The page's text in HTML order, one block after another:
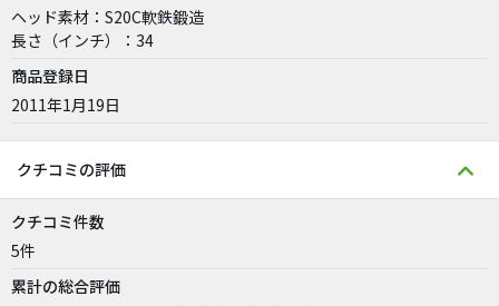
ヘッド素材：S20C軟鉄鍛造
長さ（インチ）：34
商品登録日
2011年1月19日
クチコミの評価
クチコミ件数
5件
累計の総合評価